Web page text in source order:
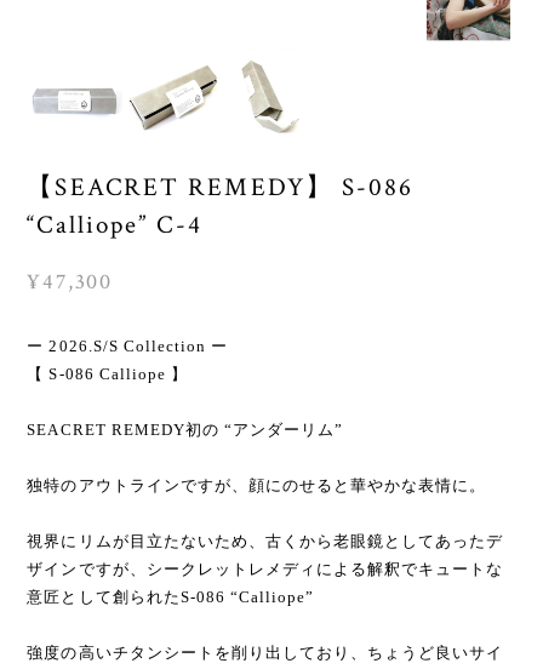
【SEACRET REMEDY】 S-086
“Calliope” C-4
¥47,300
ー 2026.S/S Collection ー
【 S-086 Calliope 】
SEACRET REMEDY初の “アンダーリム”
独特のアウトラインですが、顔にのせると華やかな表情に。
視界にリムが目立たないため、古くから老眼鏡としてあったデ
ザインですが、シークレットレメディによる解釈でキュートな
意匠として創られたS-086 “Calliope”
強度の高いチタンシートを削り出しており、ちょうど良いサイ